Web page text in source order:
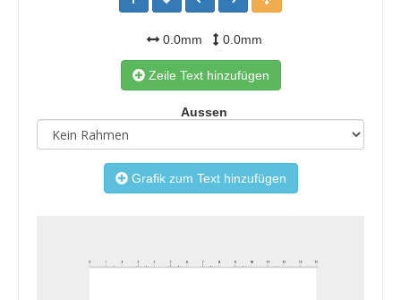
0.0mm 0.0mm
Zeile Text hinzufügen
Aussen
Grafik zum Text hinzufügen